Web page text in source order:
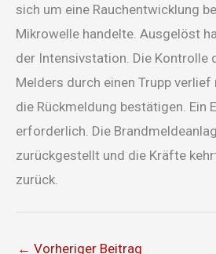
sich um eine Rauchentwicklung
Mikrowelle handelte. Ausgelöst
der Intensivstation. Die Kontrolle
Melders durch einen Trupp
die Rückmeldung bestätigen. Ein
erforderlich. Die
zurückgestellt und die Kräfte
zurück.
← Vorheriger Beitrag